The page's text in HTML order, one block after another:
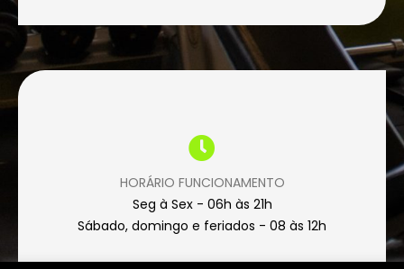
HORÁRIO FUNCIONAMENTO
Seg à Sex - 06h às 21h
Sábado, domingo e feriados - 08 às 12h